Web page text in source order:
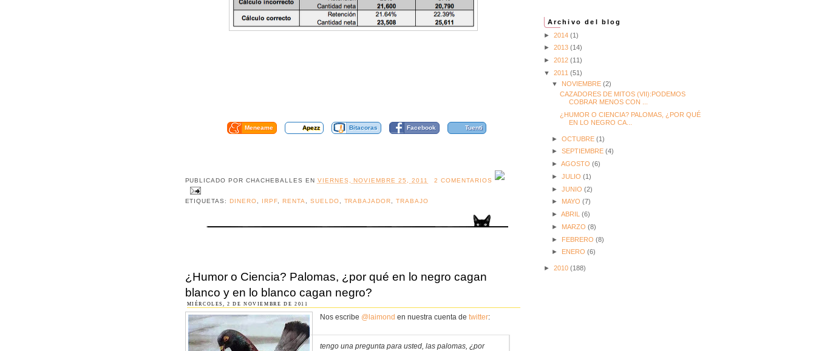
Meneame Apezz Bitacoras Facebook Tuenti
PUBLICADO PORCHACHEBALLES EN VIERNES, NOVIEMBRE 25, 2011 2 COMENTARIOS
ETIQUETAS:DINERO IRPF, RENTA SUELDO TRABAJADOR ,TRABAJO
¿Humor o Ciencia? Palomas, ¿por qué en lo negro cagan
blanco y en lo blanco cagan negro?
MIÉRCOLES, 2 DE NOVIEMBRE DE 2011
Nos escribe @laimond en nuestra cuenta de twitter:
tengo una pregunta para usted, las palomas, ¿por
Archivo del blog
► 2014 (1)
► 2013 (14)
► 2012 (11)
▼ 2011 (51)
▼
NOVIEMBRE (2)
CAZADORES DE MITOS (VII):PODEMOS
COBRAR MENOS CON ...
¿HUMOR O CIENCIA? PALOMAS, ¿POR QUÉ
EN LO NEGRO CA...
► OCTUBRE (1)
► SEPTIEMBRE (4)
► AGOSTO (6)
► JULIO (1)
► JUNIO (2)
►
MAYO (7)
► ABRIL (6)
►
MARZO (8)
►
FEBRERO (8)
►
ENERO (6)
► 2010 (188)